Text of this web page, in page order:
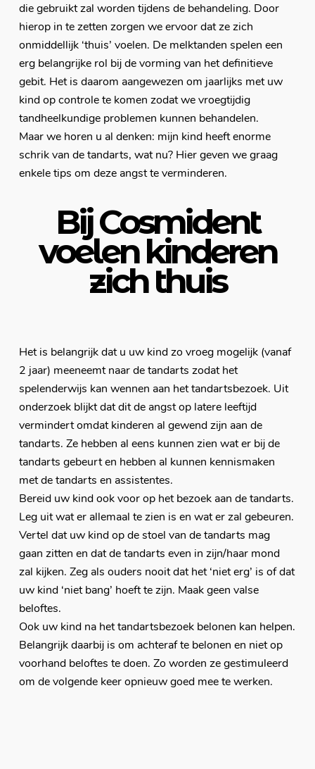
die gebruikt zal worden tijdens de behandeling. Door
hierop in te zetten zorgen we ervoor dat ze zich
onmiddellijk ‘thuis’ voelen. De melktanden spelen een
erg belangrijke rol bij de vorming van het definitieve
gebit. Het is daarom aangewezen om jaarlijks met uw
kind op controle te komen zodat we vroegtijdig
tandheelkundige problemen kunnen behandelen.
Maar we horen u al denken: mijn kind heeft enorme
schrik van de tandarts, wat nu? Hier geven we graag
enkele tips om deze angst te verminderen.
Bij Cosmident
voelen kinderen
zich thuis
Het is belangrijk dat u uw kind zo vroeg mogelijk (vanaf
2 jaar) meeneemt naar de tandarts zodat het
spelenderwijs kan wennen aan het tandartsbezoek. Uit
onderzoek blijkt dat dit de angst op latere leeftijd
vermindert omdat kinderen al gewend zijn aan de
tandarts. Ze hebben al eens kunnen zien wat er bij de
tandarts gebeurt en hebben al kunnen kennismaken
met de tandarts en assistentes.
Bereid uw kind ook voor op het bezoek aan de tandarts.
Leg uit wat er allemaal te zien is en wat er zal gebeuren.
Vertel dat uw kind op de stoel van de tandarts mag
gaan zitten en dat de tandarts even in zijn/haar mond
zal kijken. Zeg als ouders nooit dat het ‘niet erg’ is of dat
uw kind ‘niet bang’ hoeft te zijn. Maak geen valse
beloftes.
Ook uw kind na het tandartsbezoek belonen kan helpen.
Belangrijk daarbij is om achteraf te belonen en niet op
voorhand beloftes te doen. Zo worden ze gestimuleerd
om de volgende keer opnieuw goed mee te werken.